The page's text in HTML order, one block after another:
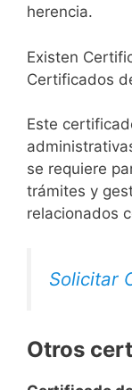
herencia.
Existen
Certificados
Este
se requiere
trámites y
relacionados
Solicitar
Otros